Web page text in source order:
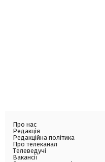
Про нас
Редакція
Редакційна політика
Про телеканал
Телеведучі
Вакансії